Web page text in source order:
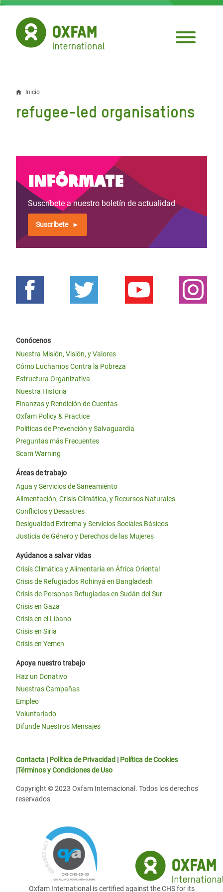
Pasar
contenido
principal
Sobrescribir
enlaces
ayuda
la
navegación
Inicio
refugee-led organisations
Infórmate
Suscríbete a nuestro boletín de actualidad
Suscríbete
Conócenos
Nuestra Misión, Visión, y Valores
Cómo Luchamos Contra la Pobreza
Estructura Organizativa
Nuestra Historia
Finanzas y Rendición de Cuentas
Oxfam Policy & Practice
Políticas de Prevención y Salvaguardia
Preguntas más Frecuentes
Scam Warning
Áreas de trabajo
Agua y Servicios de Saneamiento
Alimentación, Crisis Climática, y Recursos Naturales
Conflictos y Desastres
Desigualdad Extrema y Servicios Sociales Básicos
Justicia de Género y Derechos de las Mujeres
Ayúdanos a salvar vidas
Crisis Climática y Alimentaria en África Oriental
Crisis de Refugiados Rohinyá en Bangladesh
Crisis de Personas Refugiadas en Sudán del Sur
Crisis en Gaza
Crisis en el Líbano
Crisis en Siria
Crisis en Yemen
Apoya nuestro trabajo
Haz un Donativo
Nuestras Campañas
Empleo
Voluntariado
Difunde Nuestros Mensajes
Contacta | Política de Privacidad | Política de Cookies
|Términos y Condiciones de Uso
Copyright © 2023 Oxfam Internacional. Todos los derechos
reservados
Oxfam International is certified against the CHS for its